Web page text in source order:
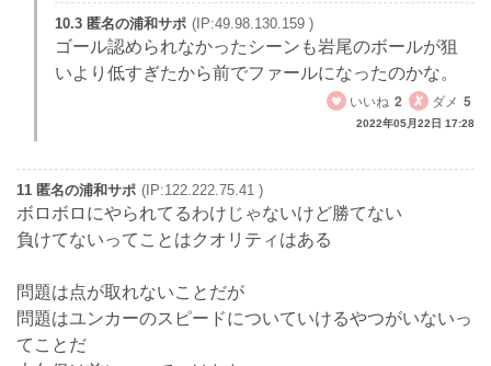
10.3 匿名の浦和サポ (IP:49.98.130.159 )
ゴール認められなかったシーンも岩尾のボールが狙
いより低すぎたから前でファールになったのかな。
いいね 2 ダメ 5
2022年05月22日 17:28
11 匿名の浦和サポ (IP:122.222.75.41 )
ボロボロにやられてるわけじゃないけど勝てない
負けてないってことはクオリティはある
問題は点が取れないことだが
問題はユンカーのスピードについていけるやつがいないっ
てことだ